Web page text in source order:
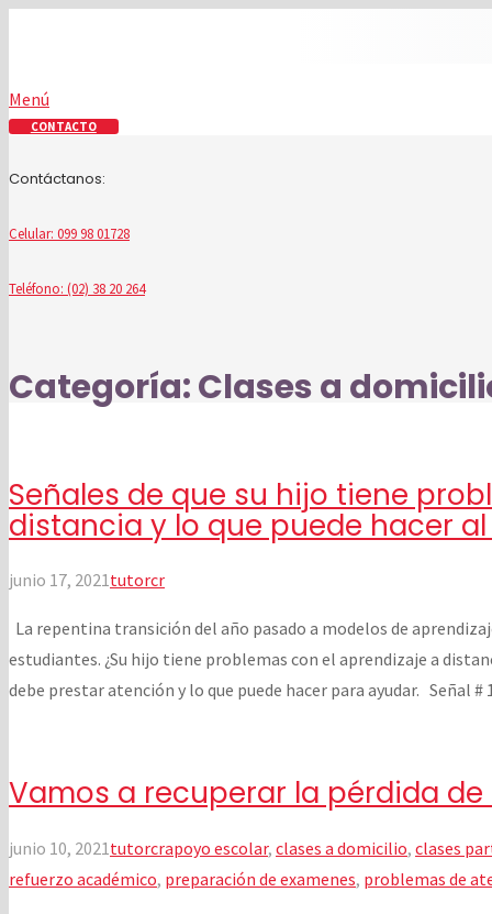
CONTACTO
Contáctanos:
Celular: 099 98 01728
Teléfono: (02) 38 20 264
Menú
Categoría:Clases a
Señales de que su hijo tiene
distancia y lo que puede hacer
junio 17, 2021tutorcr
La repentina transición del año pasado a modelos de
estudiantes. ¿Su hijo tiene problemas con el aprendizaje a
debe prestar atención y lo que puede hacer para ayudar. Señal #
Vamos a recuperar la pérdida de
junio 10, 2021 tutorcrapoyo escolar, clases a domicilio, clases
refuerzo académico, preparación de examenes, problemas de